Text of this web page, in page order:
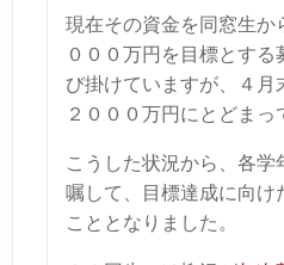
現在その資金を同窓生か
０００万円を目標とす
び掛けていますが、４月
２０００万円にとどまっ
こうした状況から、各
嘱して、目標達成に向け
こととなりました。